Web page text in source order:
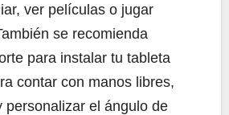
ver películas o jugar
se recomienda
para instalar tu tableta
contar con manos libres,
personalizar el ángulo de